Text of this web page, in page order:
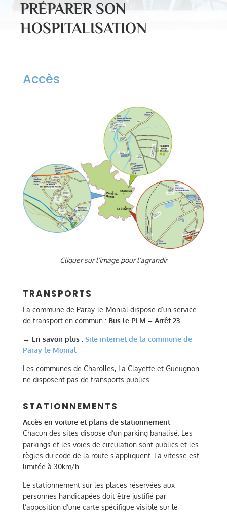
PRÉPARER SON
HOSPITALISATION
Accès
Cliquer sur l’image pour l’agrandir
TRANSPORTS
La commune de Paray-le-Monial dispose d’un service
de transport en commun : Bus le PLM – Arrêt 23
→ En savoir plus : Site internet de la commune de
Paray le Monial
Les communes de Charolles, La Clayette et Gueugnon
ne disposent pas de transports publics.
STATIONNEMENTS
Accès en voiture et plans de stationnement
Chacun des sites dispose d’un parking banalisé. Les
parkings et les voies de circulation sont publics et les
règles du code de la route s’appliquent. La vitesse est
limitée à 30km/h.
Le stationnement sur les places réservées aux
personnes handicapées doit être justifié par
l’apposition d’une carte spécifique visible sur le